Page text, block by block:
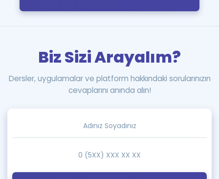
Biz Sizi Arayalım?
Dersler, uygulamalar ve platform hakkındaki sorularınızın
cevaplarını anında alın!